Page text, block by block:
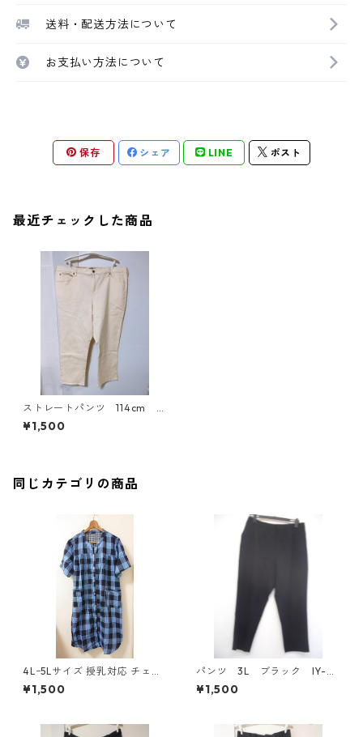
送料・配送方法について
お支払い方法について
保存 シェア LINE ポスト
最近チェックした商品
ストレートパンツ 114cm ア
イボリー KAE-4276
¥1,500
同じカテゴリの商品
4Lｰ5Lサイズ 授乳対応 チェッ
ク柄 半袖ルームウェア マタニ
ティ ブルー系/グレー ◆KIY-1
¥1,500
パンツ 3L ブラック IY-45
25
¥1,500